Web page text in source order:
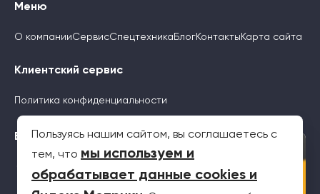
Меню
О компанииСервисСпецтехника БлогКонтакты Карта сайта
Клиентский сервис
Политика конфиденциальности
Будьте с нами
Пользуясь нашим сайтом, вы соглашаетесь с
тем, что мы используем и
обрабатывает данные cookies и